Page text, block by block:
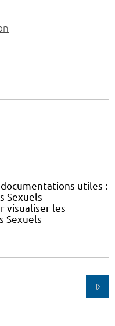
utiles :
Sexuels
visualiser les
Sexuels